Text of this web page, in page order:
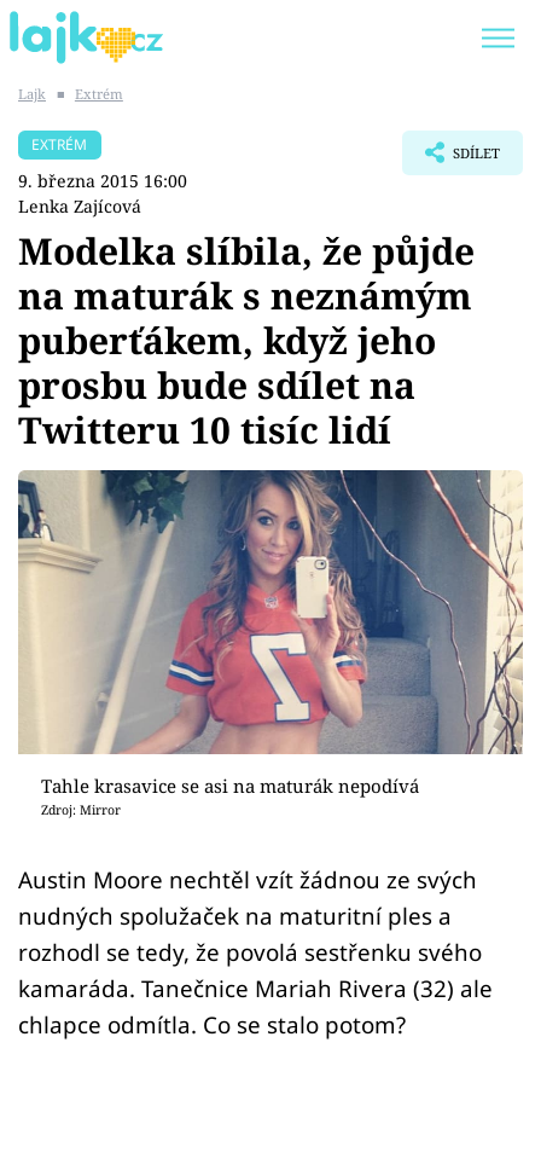
SHOPAHOLICADEL
Témata
Showbyznys
Youtubeři
Virály
Sex a vztahy
Sledujte prima+
Přihlášení
Lajk ■ Extrém
EXTRÉM
9. března 2015 16:00
Lenka Zajícová
SDÍLET
Modelka slíbila, že půjde
na maturák s neznámým
puberťákem, když jeho
prosbu bude sdílet na
Twitteru 10 tisíc lidí
Tahle krasavice se asi na maturák nepodívá
Zdroj: Mirror
Austin Moore nechtěl vzít žádnou ze svých
nudných spolužaček na maturitní ples a
rozhodl se tedy, že povolá sestřenku svého
kamaráda. Tanečnice Mariah Rivera (32) ale
chlapce odmítla. Co se stalo potom?